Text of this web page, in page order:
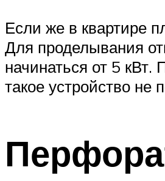
Если же в квартире
Для проделывания
начинаться от 5
такое устройство не